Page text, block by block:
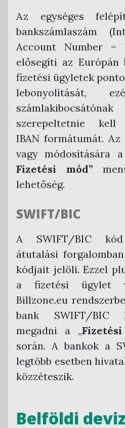
Az egységes
bankszámlaszám
Account Number =
elősegíti az Európán
fizetési ügyletek
lebonyolítását,
szerepeltetnie kell
IBAN formátumát.
vagy módosítására
Fizetési mód”
lehetőség.
SWIFT/BIC
A SWIFT/BIC
átutalási
kódjait jelöli. Ezzel
a fizetési ügylet
Billzone.eu
bank SWIFT/BIC
megadni a „
során. A bankok a
legtöbb esetben
közzéteszik.
Belföldi